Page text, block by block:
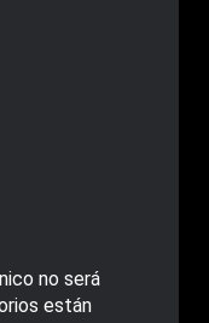
no será
están